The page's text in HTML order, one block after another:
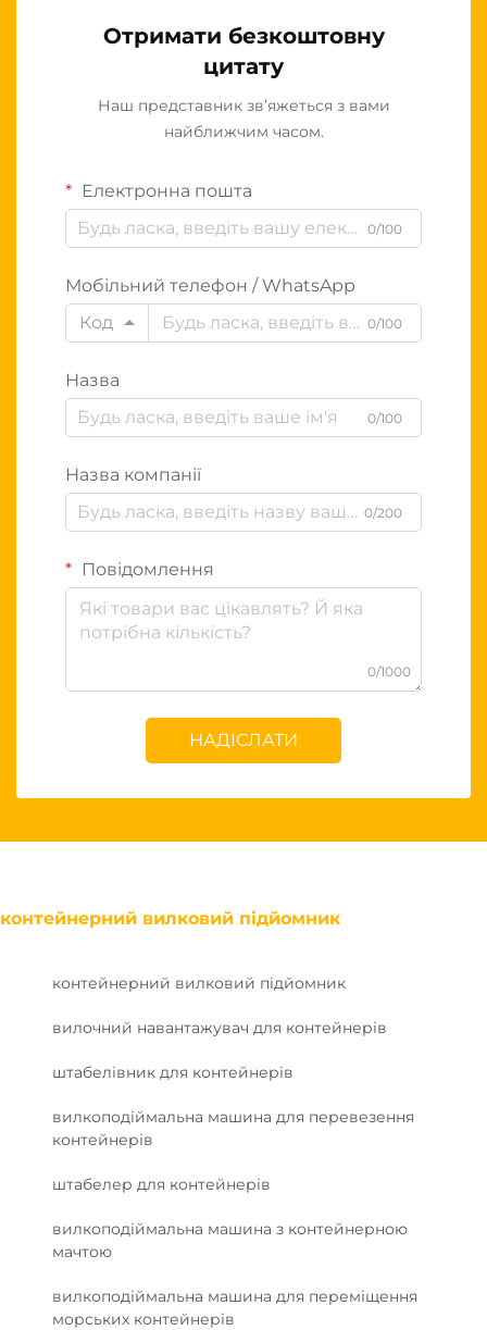
Отримати безкоштовну
цитату
Наш представник зв’яжеться з вами
найближчим часом.
Електронна пошта
0/100
Мобільний телефон / WhatsApp
Код
0/100
Назва
0/100
Назва компанії
0/200
Повідомлення
0/1000
НАДІСЛАТИ
контейнерний вилковий підйомник
контейнерний вилковий підйомник
вилочний навантажувач для контейнерів
штабелівник для контейнерів
вилкоподіймальна машина для перевезення
контейнерів
штабелер для контейнерів
вилкоподіймальна машина з контейнерною
мачтою
вилкоподіймальна машина для переміщення
морських контейнерів